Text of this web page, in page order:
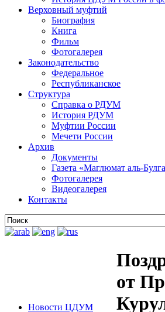
Верховный муфтий
Биография
Книга
Фильм
Фотогалерея
Законодательство
Федеральное
Республиканское
Структура
Справка о РДУМ
История РДУМ
Муфтии России
Мечети России
Архив
Документы
Газета «Маглюмат аль-
Фотогалерея
Видеогалерея
Контакты
Новости ЦДУМ
от